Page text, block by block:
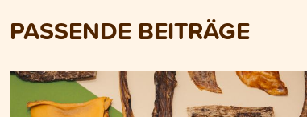
PASSENDE BEITRÄGE